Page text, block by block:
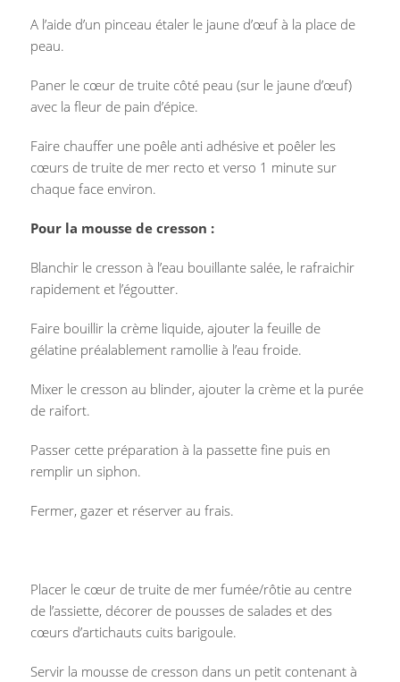
A l’aide d’un pinceau étaler le jaune d’œuf à la place de
peau.
Paner le cœur de truite côté peau (sur le jaune d’œuf)
avec la fleur de pain d’épice.
Faire chauffer une poêle anti adhésive et poêler les
cœurs de truite de mer recto et verso 1 minute sur
chaque face environ.
Pour la mousse de cresson :
Blanchir le cresson à l’eau bouillante salée, le rafraichir
rapidement et l’égoutter.
Faire bouillir la crème liquide, ajouter la feuille de
gélatine préalablement ramollie à l’eau froide.
Mixer le cresson au blinder, ajouter la crème et la purée
de raifort.
Passer cette préparation à la passette fine puis en
remplir un siphon.
Fermer, gazer et réserver au frais.
Placer le cœur de truite de mer fumée/rôtie au centre
de l’assiette, décorer de pousses de salades et des
cœurs d’artichauts cuits barigoule.
Servir la mousse de cresson dans un petit contenant à